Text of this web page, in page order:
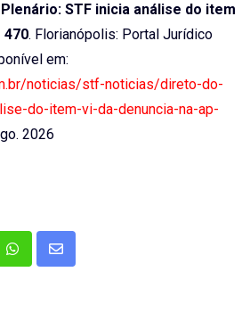
STF inicia análise do item
470. Florianópolis: Portal Jurídico
em:
noticias/stf-noticias/direto-do-
do-item-vi-da-denuncia-na-ap-
2026
WhatsappShare